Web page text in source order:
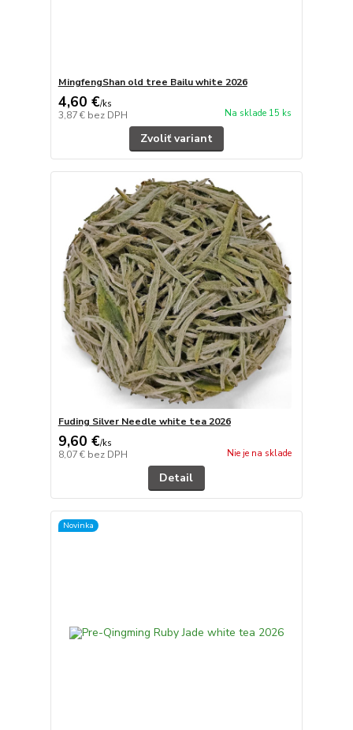
MingfengShan old tree Bailu white 2026
4,60 €/ks
3,87 € bez DPH Na sklade 15 ks
Zvoliť variant
Fuding Silver Needle white tea 2026
9,60 €/ks
8,07 € bez DPH Nie je na sklade
Detail
Novinka